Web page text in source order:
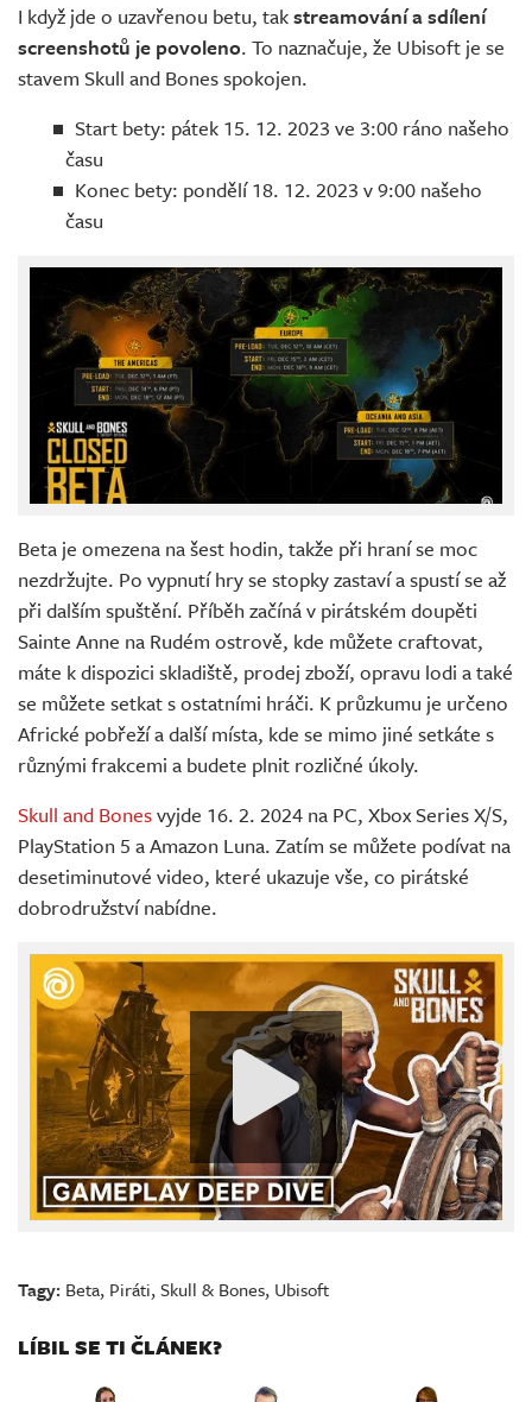
I když jde o uzavřenou betu, takstreamování a sdílení
screenshotů je povoleno. To naznačuje, že Ubisoft je se
stavem Skull and Bones spokojen.
Start bety: pátek 15. 12. 2023 ve 3:00 ráno našeho
času
Konec bety: pondělí 18. 12. 2023 v 9:00 našeho
času
Beta je omezena na šest hodin, takže při hraní se moc
nezdržujte. Po vypnutí hry se stopky zastaví a spustí se až
při dalším spuštění. Příběh začíná v pirátském doupěti
Sainte Anne na Rudém ostrově, kde můžete craftovat,
máte k dispozici skladiště, prodej zboží, opravu lodi a také
se můžete setkat s ostatními hráči. K průzkumu je určeno
Africké pobřeží a další místa, kde se mimo jiné setkáte s
různými frakcemi a budete plnit rozličné úkoly.
Skull and Bonesvyjde 16. 2. 2024 na PC, Xbox Series X/S,
PlayStation 5 a Amazon Luna. Zatím se můžete podívat na
desetiminutové video, které ukazuje vše, co pirátské
dobrodružství nabídne.
Tagy: Beta, Piráti,Skull & Bones, Ubisoft
LÍBIL SE TI ČLÁNEK?